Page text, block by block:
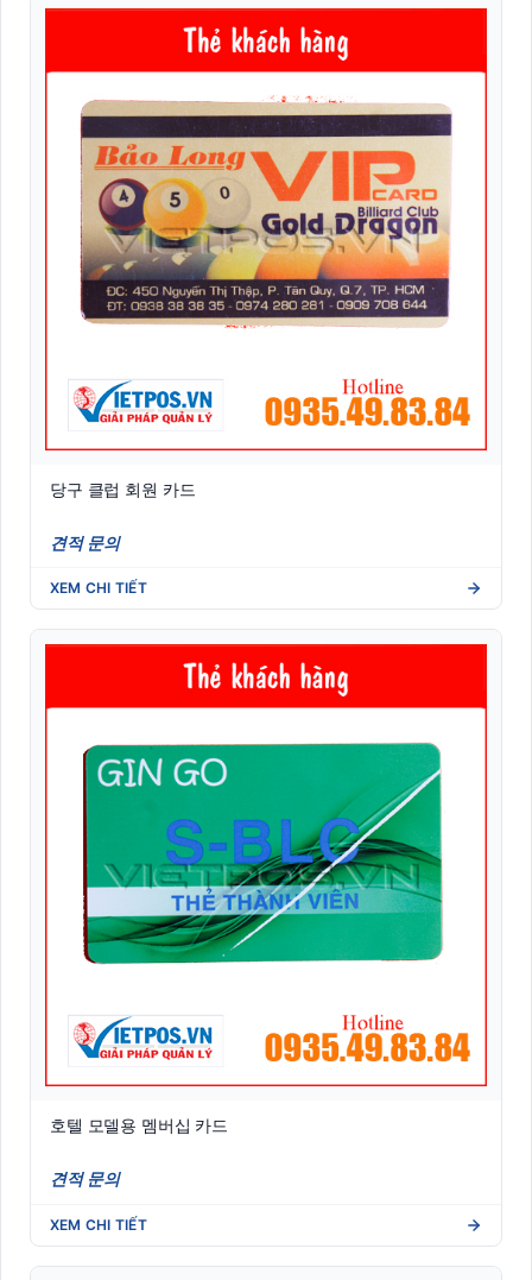
당구 클럽 회원 카드
견적 문의
XEM CHI TIẾT
호텔 모델용 멤버십 카드
견적 문의
XEM CHI TIẾT